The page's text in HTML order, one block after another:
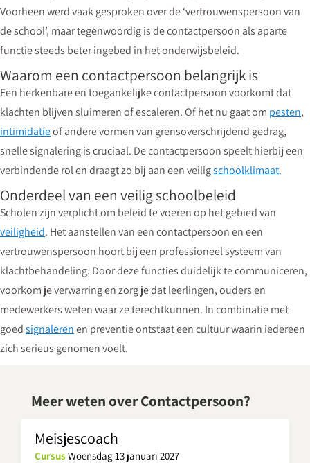
Voorheen werd vaak gesproken over de ‘vertrouwenspersoon van
de school’, maar tegenwoordig is de contactpersoon als aparte
functie steeds beter ingebed in het onderwijsbeleid.
Waarom een contactpersoon belangrijk is
Een herkenbare en toegankelijke contactpersoon voorkomt dat
klachten blijven sluimeren of escaleren. Of het nu gaat om pesten,
intimidatieof andere vormen van grensoverschrijdend gedrag,
snelle signalering is cruciaal. De contactpersoon speelt hierbij een
verbindende rol en draagt zo bij aan een veiligschoolklimaat.
Onderdeel van een veilig schoolbeleid
Scholen zijn verplicht om beleid te voeren op het gebied van
veiligheid. Het aanstellen van een contactpersoon en een
vertrouwenspersoon hoort bij een professioneel systeem van
klachtbehandeling. Door deze functies duidelijk te communiceren,
voorkom je verwarring en zorg je dat leerlingen, ouders en
medewerkers weten waar ze terechtkunnen. In combinatie met
goedsignalerenen preventie ontstaat een cultuur waarin iedereen
zich serieus genomen voelt.
Meer weten over Contactpersoon?
Meisjescoach
CursusWoensdag 13 januari 2027